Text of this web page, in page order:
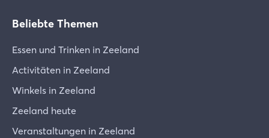
Beliebte Themen
Essen und Trinken in Zeeland
Activitäten in Zeeland
Winkels in Zeeland
Zeeland heute
Veranstaltungen in Zeeland